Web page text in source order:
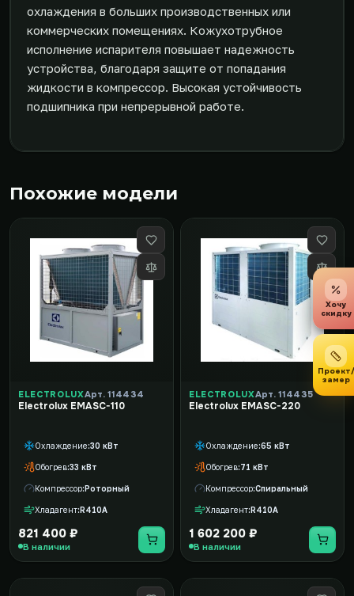
охлаждения в больших производственных или
коммерческих помещениях. Кожухотрубное
исполнение испарителя повышает надежность
устройства, благодаря защите от попадания
жидкости в компрессор. Высокая устойчивость
подшипника при непрерывной работе.
Похожие модели
ELECTROLUXАрт. 114434
Electrolux EMASC-110
Охлаждение 30 кВт
Обогрев 33 кВт
Компрессор Роторный
Хладагент R410A
821 400 ₽
В наличии
ELECTROLUXАрт. 114435
Electrolux EMASC-220
Охлаждение 65 кВт
Обогрев 71 кВт
Компрессор Спиральный
Хладагент R410A
1 602 200 ₽
В наличии
Хочу
скидку
Проект/
замер